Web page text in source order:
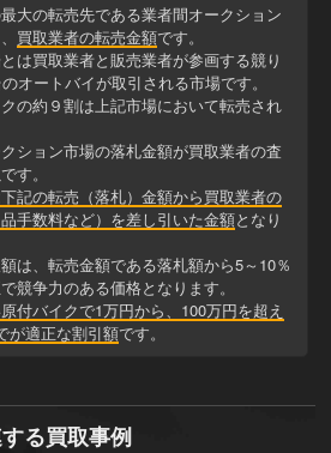
大の転売先である業者間オークション
買取業者の転売金額です。
は買取業者と販売業者が参画する競り
オートバイが取引される市場です。
の約９割は上記市場において転売され
ション市場の落札金額が買取業者の査
す。
記の転売（落札）金額から買取業者の
手数料など）を差し引いた金額となり
は、転売金額である落札額から5～10％
競争力のある価格となります。
付バイクで1万円から、100万円を超え
が適正な割引額です。
る買取事例